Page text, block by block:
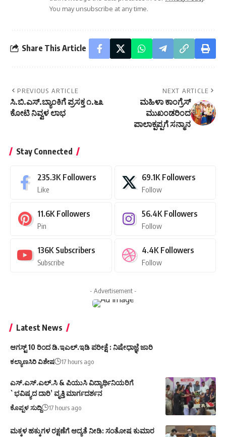
You may unsubscribe at any time.
Share This Article
PREVIOUS ARTICLE
ಸಿ.ಬಿ.ಎಸ್.ಬ್ಯಾಂಕಿಗೆ ಪ್ರಸಕ್ತ ೧.೬೩
ಕೋಟಿ ನಿವ್ವಳ ಲಾಭ
NEXT ARTICLE
ಮಹಿಳಾ ಕಾಂಗ್ರೆಸ್
ಮುಖಂಡರಿಂದ
ಪಾಲಾಕ್ಪಪ್ಪಗೆ ಸನ್ಮಾನ
Stay Connected
235.3K Followers
Like
69.1K Followers
Follow
11.6K Followers
Pin
56.4K Followers
Follow
136K Subscribers
Subscribe
4.4K Followers
Follow
- Advertisement -
Latest News
ಆಗಸ್ಟ್ 10 ರಿಂದ ಡಿ.ಇಎಲ್.ಇಡಿ ಪರೀಕ್ಷೆ : ನಿಷೇಧಾಜ್ಞೆ ಜಾರಿ
ಕಲ್ಯಾಣಸಿರಿ ವಿಶೇಷ 17 hours ago
ಎಸ್.ಎಸ್.ಎಲ್.ಸಿ & ಪಿಯುಸಿ ವಿದ್ಯಾರ್ಥಿನಿಯರಿಗೆ
`ಭವಿಷ್ಯದ ದಾರಿ’ ವೃತ್ತಿ ಮಾರ್ಗದರ್ಶನ
ಕೊಪ್ಪಳ ಸುದ್ದಿ 17 hours ago
ಮಕ್ಕಳ ಹಕ್ಕುಗಳ ರಕ್ಷಣೆಗೆ ಆದ್ಯತೆ ನೀಡಿ: ಸಂತೋಷ ಕುಮಾರ